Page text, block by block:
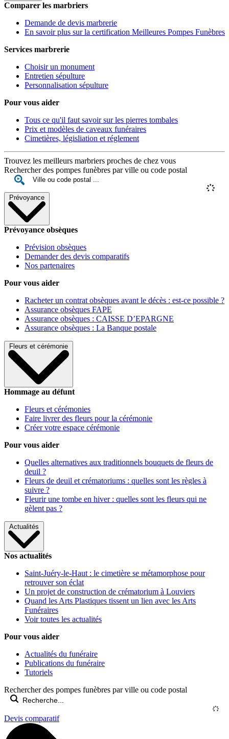
Comparer les marbriers
Demande de devis marbrerie
En savoir plus sur la certification Meilleures Pompes Funèbres
Services marbrerie
Choisir un monument
Entretien sépulture
Personnalisation sépulture
Pour vous aider
Tous ce qu'il faut savoir sur les pierres tombales
Prix et modèles de caveaux funéraires
Cimetières, législiation et réglement
Trouvez les meilleurs marbriers proches de chez vous
Rechercher des pompes funèbres par ville ou code postal
Prévoyance
Prévoyance obsèques
Prévision obsèques
Demander des devis comparatifs
Nos partenaires
Pour vous aider
Racheter un contrat obsèques avant le décès : est-ce possible ?
Assurance obsèques FAPE
Assurance obsèques : CAISSE D’EPARGNE
Assurance obsèques : La Banque postale
Fleurs et cérémonie
Hommage au défunt
Fleurs et cérémonies
Faire livrer des fleurs pour la cérémonie
Créer votre espace cérémonie
Pour vous aider
Quelles alternatives aux traditionnels bouquets de fleurs de
deuil ?
Fleurs de deuil et crématoriums : quelles sont les règles à
suivre ?
Fleurir une tombe en hiver : quelles sont les fleurs qui ne
gèlent pas ?
Actualités
Nos actualités
Saint-Juéry-le-Haut : le cimetière se métamorphose pour
retrouver son éclat
Un projet de construction de crématorium à Louviers
Quand les Arts Plastiques tissent un lien avec les Arts
Funéraires
Voir toutes les actualités
Pour vous aider
Actualités du funéraire
Publications du funéraire
Tutoriels
Rechercher des pompes funèbres par ville ou code postal
Devis comparatif